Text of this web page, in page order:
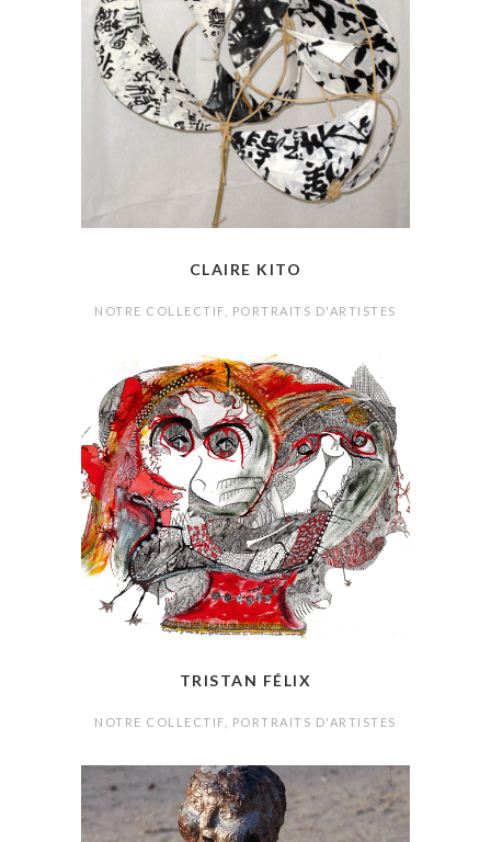
CLAIRE KITO
NOTRE COLLECTIF PORTRAITS D'ARTISTES
TRISTAN FÉLIX
NOTRE COLLECTIF PORTRAITS D'ARTISTES